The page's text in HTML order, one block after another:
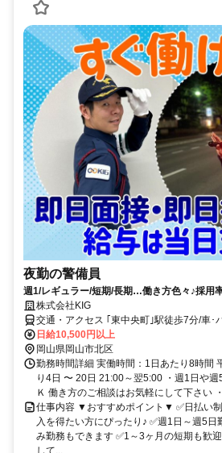
夜勤の警備員
週1/レギュラー/短期/長期…働き方色々♪採用
株式会社KIG
交通・アクセス ｢東中央町｣駅徒歩7分/車･
日給10,500円以上
岡山県岡山市北区
勤務時間詳細 実働時間：1日あたり8時間
り4日 〜 20日 21:00～翌5:00 ・週1日や
Ｋ 働き方のご相談はお気軽にして下さい
仕事内容 ▼おすすめポイント▼ ✅日払い
入を得たい方にぴったり♪ ✅週1日～週5
み勤務もできます ✅1～3ヶ月の短期も歓
して...